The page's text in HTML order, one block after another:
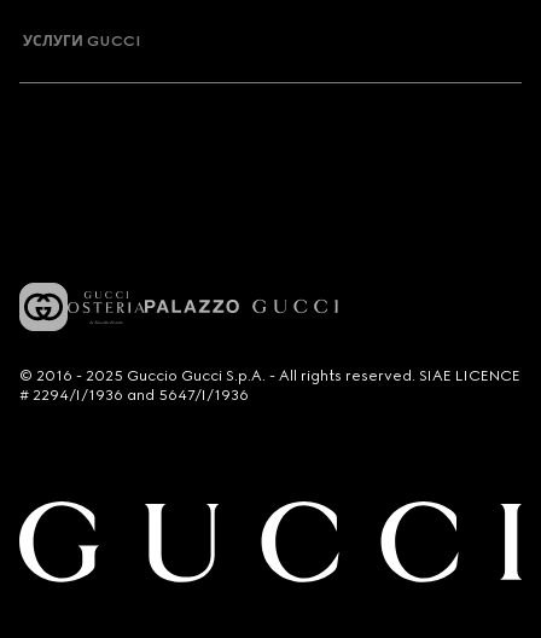
УСЛУГИ GUCCI
© 2016 - 2025 Guccio Gucci S.p.A. - All rights reserved. SIAE LICENCE
# 2294/I/1936 and 5647/I/1936